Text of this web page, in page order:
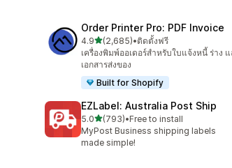
Order Printer Pro: PDF Invoice
4.9เต็ม 5 ดาว
(2,685)
ทั้งหมด 2685 รีวิว
•ติดตั้งฟรี
เครื่องพิมพ์ออเดอร์สำหรับใบแจ้งหนี้ ร่าง แ
เอกสารส่งของ
Built for Shopify
EZLabel: Australia Post Ship
5.0เต็ม 5 ดาว
(793)
ทั้งหมด 793 รีวิว
•Free to install
MyPost Business shipping labels
made simple!